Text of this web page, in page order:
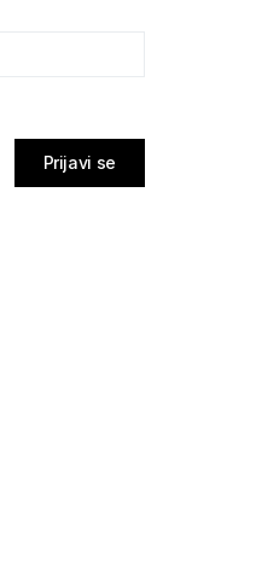
Prijavi se